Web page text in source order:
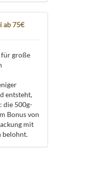
ab 75€
für große
entsteht,
die 500g-
Bonus von
mit
belohnt.